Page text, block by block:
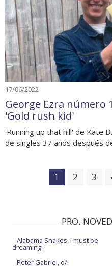
17/06/2022
George Ezra número
'Gold rush kid'
'Running up that hill' de Kate
de singles 37 años después
1 2 3
PRO.
Alabama Shakes, I must be
dreaming
Peter Gabriel, o/i